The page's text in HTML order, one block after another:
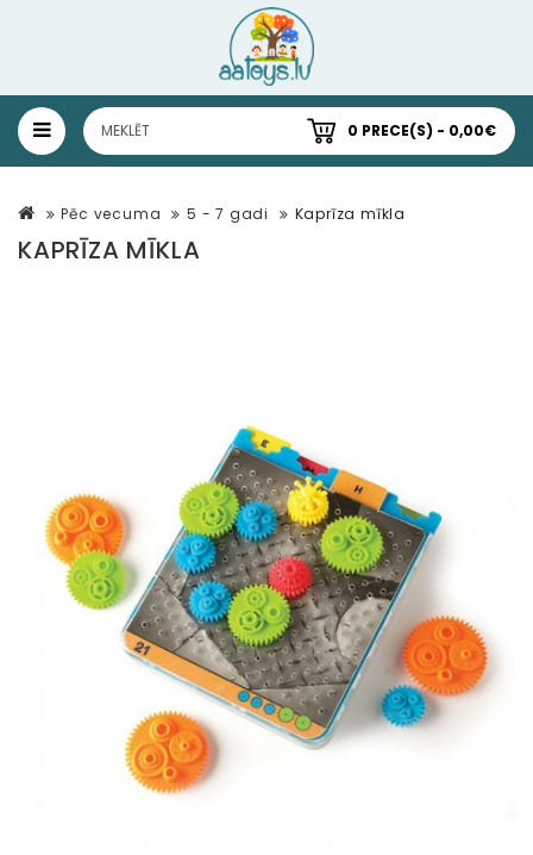
0 PRECE(S) - 0,00€
Pēc vecuma 5 - 7 gadi Kaprīza mīkla
KAPRĪZA MĪKLA